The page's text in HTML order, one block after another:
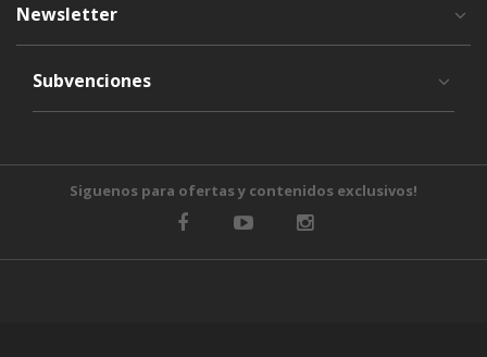
Newsletter
Subvenciones
Siguenos para ofertas y contenidos exclusivos!